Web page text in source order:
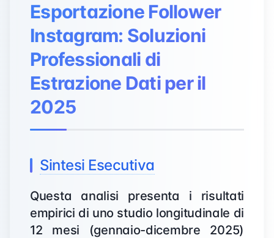
Esportazione Follower
Instagram: Soluzioni
Professionali di
Estrazione Dati per il
2025
Sintesi Esecutiva
Questa analisi presenta i risultati
empirici di uno studio longitudinale di
12 mesi (gennaio-dicembre 2025)